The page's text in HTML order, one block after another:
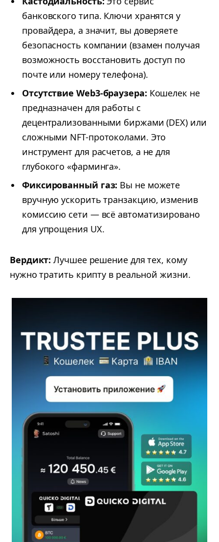
банковского типа. Ключи хранятся у
провайдера, а значит, вы доверяете
безопасность компании (взамен получая
возможность восстановить доступ по
почте или номеру телефона).
Отсутствие Web3-браузера: Кошелек не
предназначен для работы с
децентрализованными биржами (DEX) или
сложными NFT-протоколами. Это
инструмент для расчетов, а не для
глубокого «фарминга».
Фиксированный газ: Вы не можете
вручную ускорить транзакцию, изменив
комиссию сети — всё автоматизировано
для упрощения UX.
Вердикт: Лучшее решение для тех, кому
нужно тратить крипту в реальной жизни.